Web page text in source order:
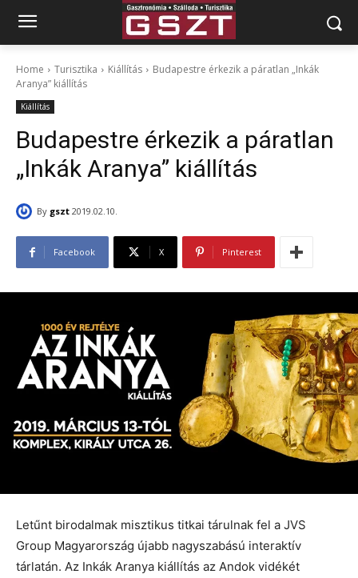
Home Turisztika Kiállítás
Budapestre érkezik a páratlan „Inkák
Aranya” kiállítás
Kiállítás
Budapestre érkezik a páratlan
„Inkák Aranya” kiállítás
By gszt 2019.02.10.
Facebook X Pinterest
Letűnt birodalmak misztikus titkai tárulnak fel a JVS
Group Magyarország újabb nagyszabású interaktív
tárlatán. Az Inkák Aranya kiállítás az Andok vidékét